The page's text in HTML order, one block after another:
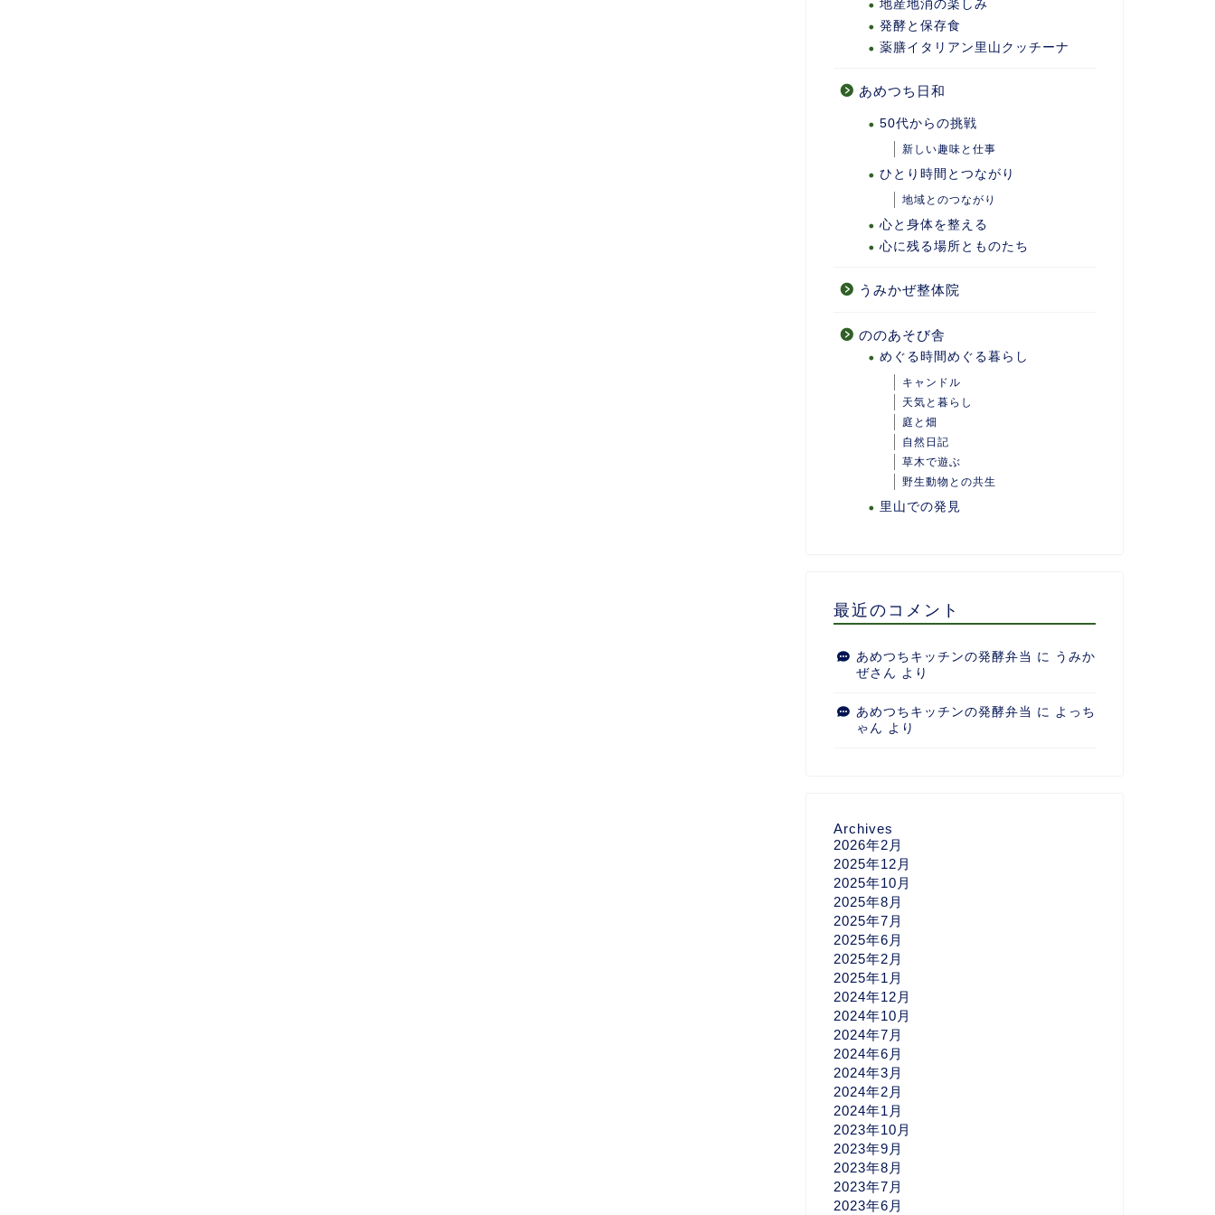
地産地消の楽しみ
発酵と保存食
薬膳イタリアン里山クッチーナ
あめつち日和
50代からの挑戦
新しい趣味と仕事
ひとり時間とつながり
地域とのつながり
心と身体を整える
心に残る場所とものたち
うみかぜ整体院
ののあそび舎
めぐる時間めぐる暮らし
キャンドル
天気と暮らし
庭と畑
自然日記
草木で遊ぶ
野生動物との共生
里山での発見
最近のコメント
あめつちキッチンの発酵弁当 に うみか
ぜさん より
あめつちキッチンの発酵弁当 に よっち
ゃん より
Archives
2026年2月
2025年12月
2025年10月
2025年8月
2025年7月
2025年6月
2025年2月
2025年1月
2024年12月
2024年10月
2024年7月
2024年6月
2024年3月
2024年2月
2024年1月
2023年10月
2023年9月
2023年8月
2023年7月
2023年6月